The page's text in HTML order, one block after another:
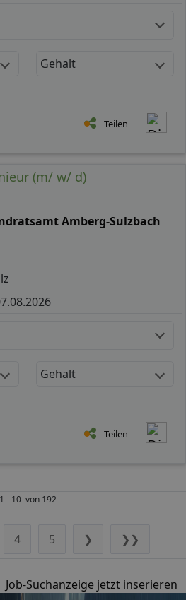
Gehalt
Teilen
(m/ w/ d)
Amberg-Sulzbach
Gehalt
Teilen
1 - 10 von 192
4 5 ❯ ❯❯
Job-Suchanzeige jetzt inserieren